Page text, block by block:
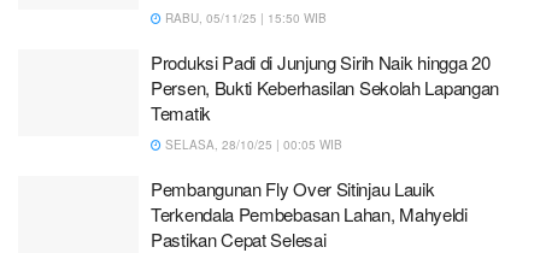
RABU, 05/11/25 | 15:50 WIB
Produksi Padi di Junjung Sirih Naik hingga 20
Persen, Bukti Keberhasilan Sekolah Lapangan
Tematik
SELASA, 28/10/25 | 00:05 WIB
Pembangunan Fly Over Sitinjau Lauik
Terkendala Pembebasan Lahan, Mahyeldi
Pastikan Cepat Selesai